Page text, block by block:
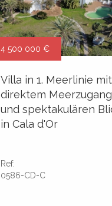
4 500 000 €
Villa in 1. Meerlinie mit
direktem Meerzugang
und spektakulären
in Cala d'Or
Ref:
0586-CD-C